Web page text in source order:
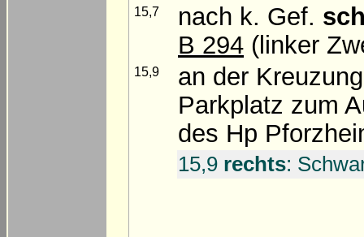
15,7 nach k. Gef.
B 294 (linker
15,9
an der
Parkplatz zum
des Hp
15,9 rechts: